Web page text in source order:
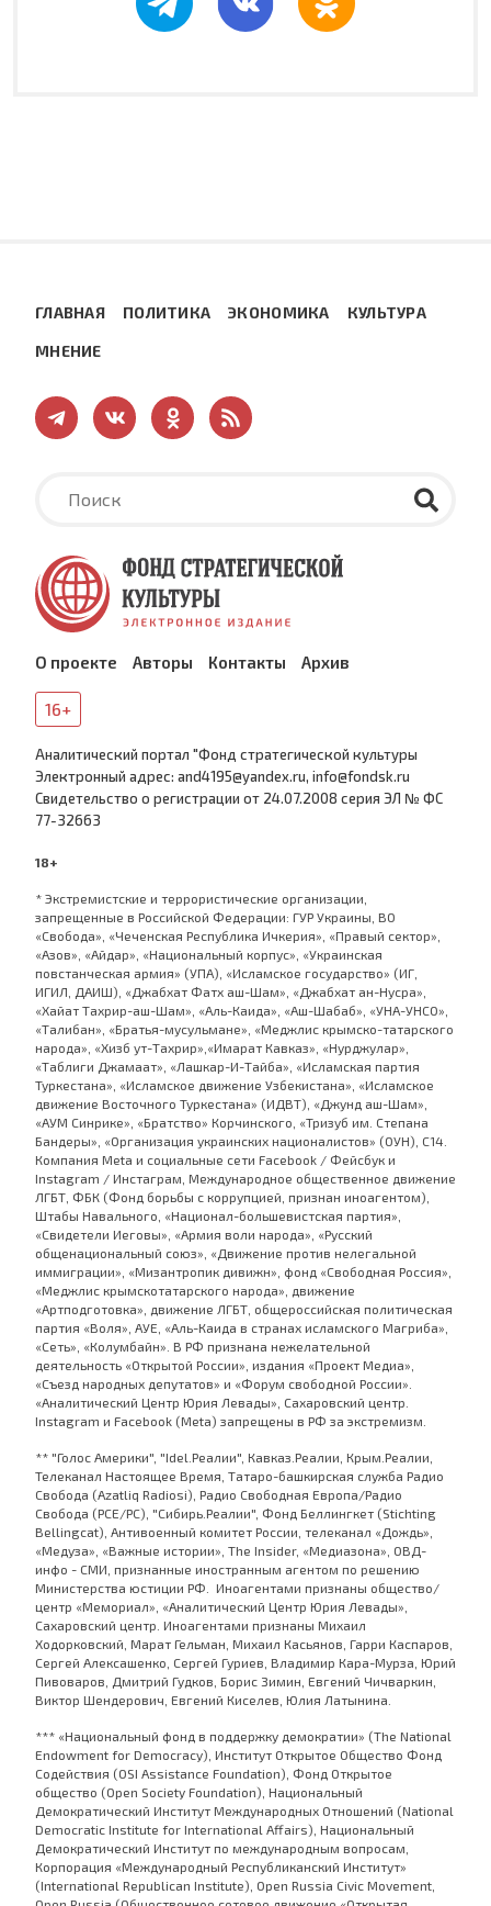
ГЛАВНАЯ ПОЛИТИКА ЭКОНОМИКА КУЛЬТУРА
МНЕНИЕ
О проекте Авторы Контакты Архив
16+
Аналитический портал "Фонд стратегической культуры
Электронный адрес: and4195@yandex.ru, info@fondsk.ru
Cвидетельство о регистрации от 24.07.2008 серия ЭЛ № ФС
77-32663
18+
* Экстремистские и террористические организации,
запрещенные в Российской Федерации: ГУР Украины, ВО
«Свобода», «Чеченская Республика Ичкерия», «Правый сектор»,
«Азов», «Айдар», «Национальный корпус», «Украинская
повстанческая армия» (УПА), «Исламское государство» (ИГ,
ИГИЛ, ДАИШ), «Джабхат Фатх аш-Шам», «Джабхат ан-Нусра»,
«Хайат Тахрир-аш-Шам», «Аль-Каида», «Аш-Шабаб», «УНА-УНСО»,
«Талибан», «Братья-мусульмане», «Меджлис крымско-татарского
народа», «Хизб ут-Тахрир»,«Имарат Кавказ», «Нурджулар»,
«Таблиги Джамаат», «Лашкар-И-Тайба», «Исламская партия
Туркестана», «Исламское движение Узбекистана», «Исламское
движение Восточного Туркестана» (ИДВТ), «Джунд аш-Шам»,
«АУМ Синрике», «Братство» Корчинского, «Тризуб им. Степана
Бандеры», «Организация украинских националистов» (ОУН), С14.
Компания Meta и социальные сети Facebook / Фейсбук и
Instagram / Инстаграм, Международное общественное движение
ЛГБТ, ФБК (Фонд борьбы с коррупцией, признан иноагентом),
Штабы Навального, «Национал-большевистская партия»,
«Свидетели Иеговы», «Армия воли народа», «Русский
общенациональный союз», «Движение против нелегальной
иммиграции», «Мизантропик дивижн», фонд «Свободная Россия»,
«Меджлис крымскотатарского народа», движение
«Артподготовка», движение ЛГБТ, общероссийская политическая
партия «Воля», АУЕ, «Аль-Каида в странах исламского Магриба»,
«Сеть», «Колумбайн». В РФ признана нежелательной
деятельность «Открытой России», издания «Проект Медиа»,
«Съезд народных депутатов» и «Форум свободной России».
«Аналитический Центр Юрия Левады», Сахаровский центр.
Instagram и Facebook (Metа) запрещены в РФ за экстремизм.
** "Голос Америки", "Idel.Реалии", Кавказ.Реалии, Крым.Реалии,
Телеканал Настоящее Время, Татаро-башкирская служба Радио
Свобода (Azatliq Radiosi), Радио Свободная Европа/Радио
Свобода (PCE/PC), "Сибирь.Реалии", Фонд Беллингкет (Stichting
Bellingcat), Антивоенный комитет России, телеканал «Дождь»,
«Медуза», «Важные истории», The Insider, «Медиазона», ОВД-
инфо - СМИ, признанные иностранным агентом по решению
Министерства юстиции РФ. Иноагентами признаны общество/
центр «Мемориал», «Аналитический Центр Юрия Левады»,
Сахаровский центр. Иноагентами признаны Михаил
Ходорковский, Марат Гельман, Михаил Касьянов, Гарри Каспаров,
Сергей Алексашенко, Сергей Гуриев, Владимир Кара-Мурза, Юрий
Пивоваров, Дмитрий Гудков, Борис Зимин, Евгений Чичваркин,
Виктор Шендерович, Евгений Киселев, Юлия Латынина.
*** «Национальный фонд в поддержку демократии» (The National
Endowment for Democracy), Институт Открытое Общество Фонд
Содействия (OSI Assistance Foundation), Фонд Открытое
общество (Open Society Foundation), Национальный
Демократический Институт Международных Отношений (National
Democratic Institute for International Affairs), Национальный
Демократический Институт по международным вопросам,
Корпорация «Международный Республиканский Институт»
(International Republican Institute), Open Russia Civic Movement,